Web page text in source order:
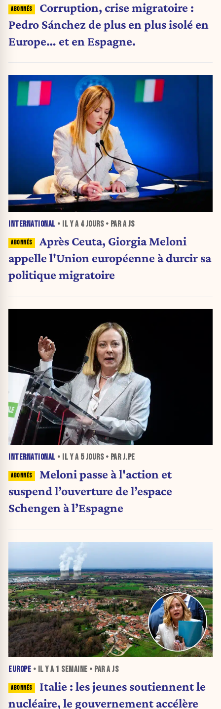
Corruption, crise migratoire :
Pedro Sánchez de plus en plus isolé en
Europe… et en Espagne.
INTERNATIONAL • IL Y A 4 JOURS• PAR A JS
Après Ceuta, Giorgia Meloni
appelle l'Union européenne à durcir sa
politique migratoire
INTERNATIONAL • IL Y A 5 JOURS• PAR J.PE
Meloni passe à l'action et
suspend l’ouverture de l’espace
Schengen à l’Espagne
EUROPE • IL Y A 1 SEMAINE • PAR A JS
Italie : les jeunes soutiennent le
nucléaire, le gouvernement accélère